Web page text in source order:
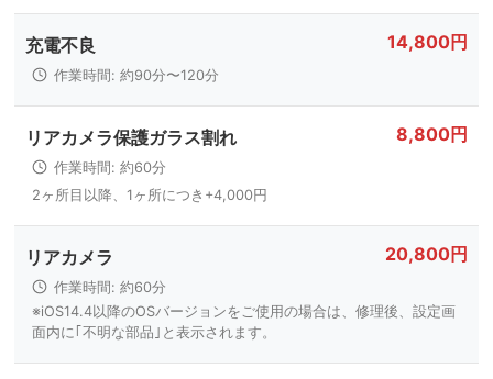
充電不良 14,800円
作業時間: 約90分〜120分
リアカメラ保護ガラス割れ 8,800円
作業時間: 約60分
2ヶ所目以降、1ヶ所につき+4,000円
リアカメラ 20,800円
作業時間: 約60分
※iOS14.4以降のOSバージョンをご使用の場合は、修理後、設定画
面内に｢不明な部品｣と表示されます。